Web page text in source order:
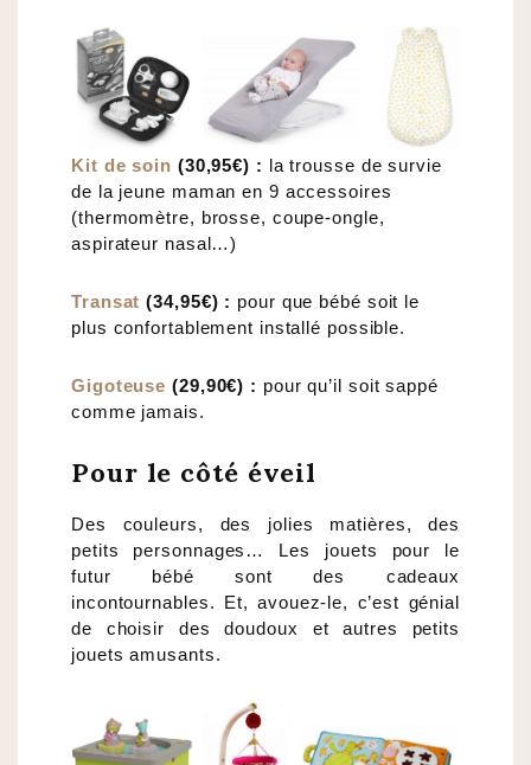
Kit de soin (30,95€) : la trousse de survie
de la jeune maman en 9 accessoires
(thermomètre, brosse, coupe-ongle,
aspirateur nasal…)
Transat (34,95€) : pour que bébé soit le
plus confortablement installé possible.
Gigoteuse (29,90€) : pour qu’il soit sappé
comme jamais.
Pour le côté éveil
Des couleurs, des jolies matières, des
petits personnages… Les jouets pour le
futur bébé sont des cadeaux
incontournables. Et, avouez-le, c’est génial
de choisir des doudoux et autres petits
jouets amusants.